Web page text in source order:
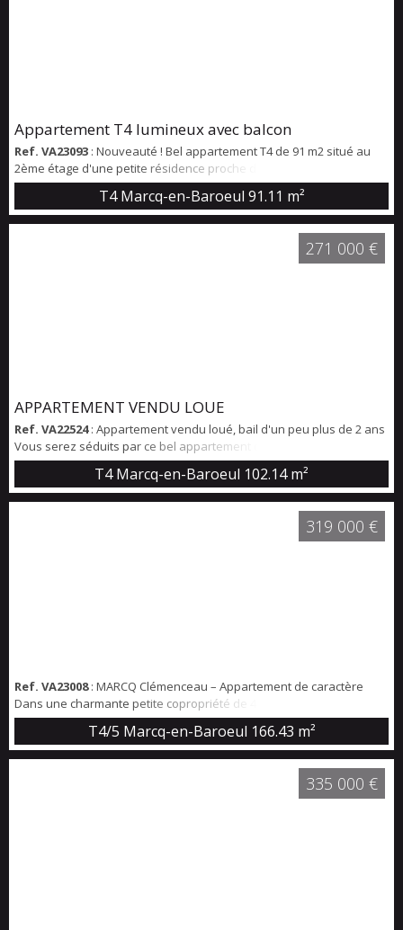
Appartement T4 lumineux avec balcon
Ref. VA23093 : Nouveauté ! Bel appartement T4 de 91 m2 situé au
2ème étage d'une petite résidence proche du Bld Clemenceau.
Entrée donnant sur un joli séjour traversant de 33 m2 très lumineux
donnant sur un balcon exposé. Parquet. Cuisine américaine
équipée avec espace buanderie sur l'arrière. 3 chambres de 13m2,
12 m2 et 9,34 m2 entièrement parquetées Une belle salle de
T4 Marcq-en-Baroeul 91.11 m²
APPARTEMENT VENDU LOUE
Ref. VA22524: Appartement vendu loué, bail d'un peu plus de 2 ans
Vous serez séduits par ce bel appartement d'un peu plus de
100m2. Proche du Tram, des commerces, de l'hippodrome et des
écoles. Côté nuit, vous trouverez trois chambres, une belle salle de
douche. Un bel espace de vie de plus de 30m2 très lumineux avec
sa cuisine ouverte toute équipée. Pour compléter ce bien, une cave,
T4 Marcq-en-Baroeul 102.14 m²
271 000 €
Ref. VA23008: MARCQ Clémenceau – Appartement de caractère
Dans une charmante petite copropriété de 4 lots, découvrez ce
magnifique appartement de 166,43m² au cachet exceptionnel. Vous
serez immédiatement séduit par ses éléments anciens préservés :
parquet d’origine, moulures élégantes et cheminée, offrant une
base idéale pour un projet de rénovation ambitieux. Situé à deux
T4/5 Marcq-en-Baroeul 166.43 m²
319 000 €
335 000 €